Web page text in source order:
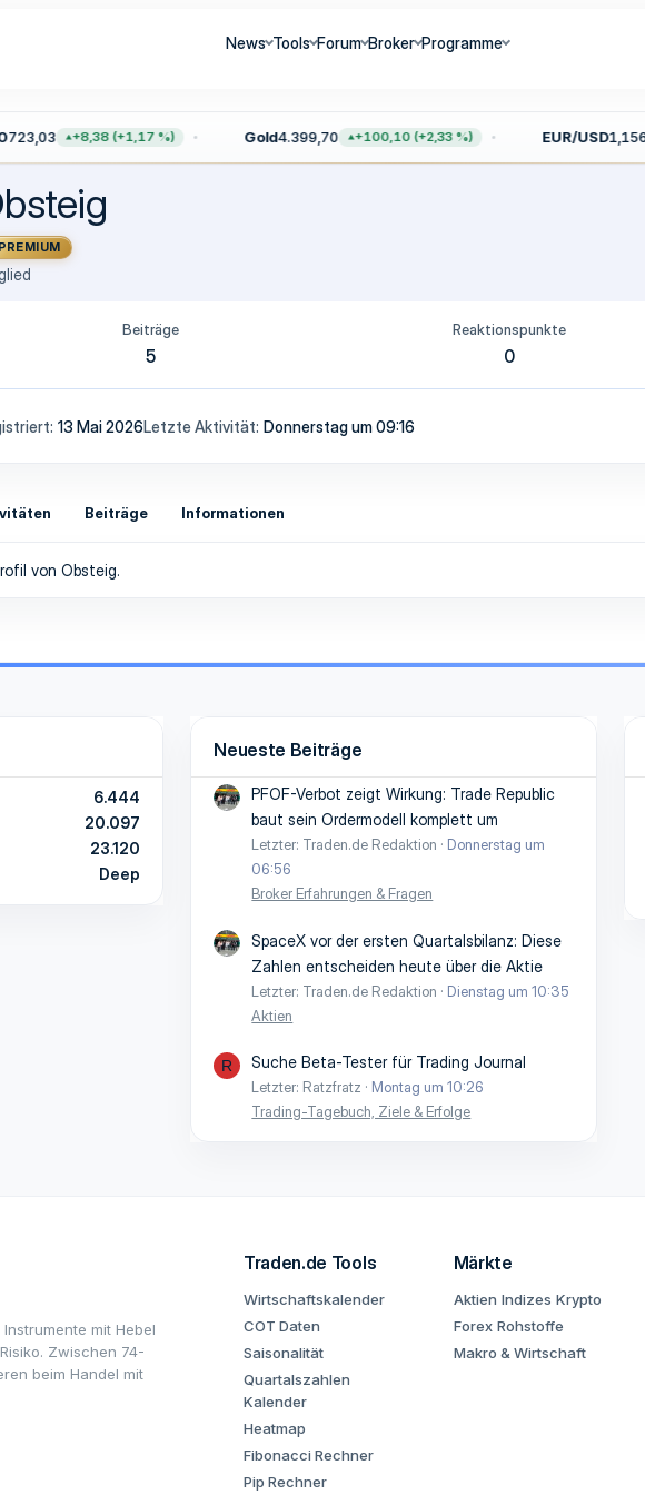
News Tools Forum Broker Programme
+8,38 (+1,17 %) Gold4.399,70 +100,10 (+2,33 %) EUR/USD1,1562
PREMIUM
Beiträge
5
Reaktionspunkte
0
13 Mai 2026Letzte Aktivität Donnerstag um 09:16
Beiträge Informationen
von Obsteig.
6.444
20.097
23.120
Deep
Neueste Beiträge
PFOF-Verbot zeigt Wirkung: Trade Republic
baut sein Ordermodell komplett um
Letzter: Traden.de Redaktion
Donnerstag um
06:56
Broker Erfahrungen & Fragen
SpaceX vor der ersten Quartalsbilanz: Diese
Zahlen entscheiden heute über die Aktie
Letzter: Traden.de Redaktion
Dienstag um 10:35
Aktien
R Suche Beta-Tester für Trading Journal
Letzter: Ratzfratz
Montag um 10:26
Trading-Tagebuch, Ziele & Erfolge
mit Hebel
Zwischen 74-
beim Handel mit
Traden.de Tools
Wirtschaftskalender
COT Daten
Saisonalität
Quartalszahlen
Kalender
Heatmap
Fibonacci Rechner
Pip Rechner
Märkte
Aktien Indizes Krypto
Forex Rohstoffe
Makro & Wirtschaft